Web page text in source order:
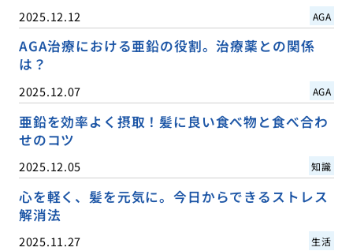
2025.12.12 AGA
AGA治療における亜鉛の役割。治療薬との関係
は？
2025.12.07 AGA
亜鉛を効率よく摂取！髪に良い食べ物と食べ合わ
せのコツ
2025.12.05 知識
心を軽く、髪を元気に。今日からできるストレス
解消法
2025.11.27 生活